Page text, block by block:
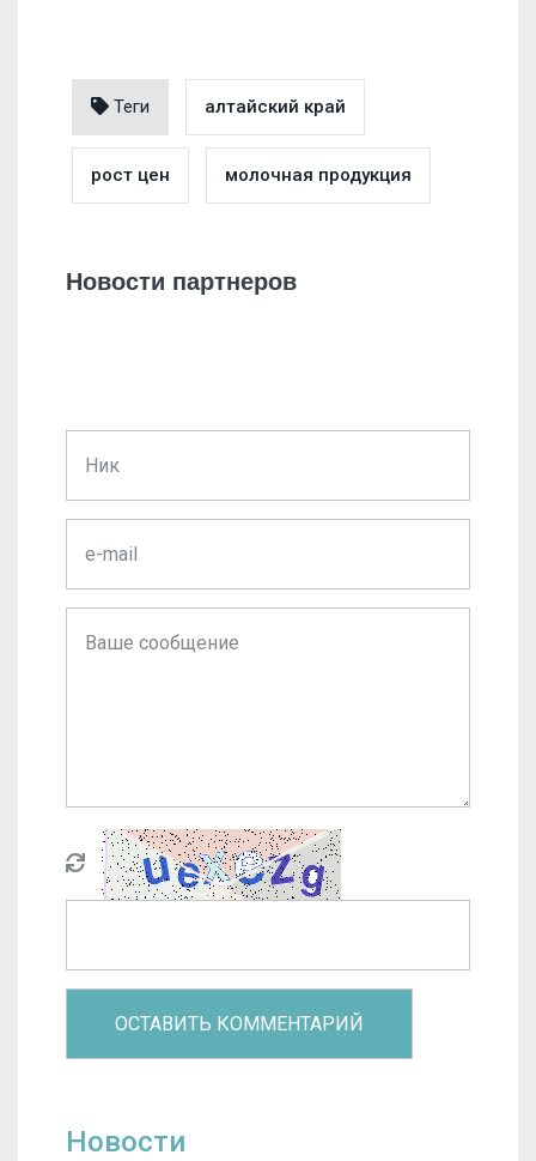
Теги алтайский край
рост цен молочная продукция
Новости партнеров
Новости